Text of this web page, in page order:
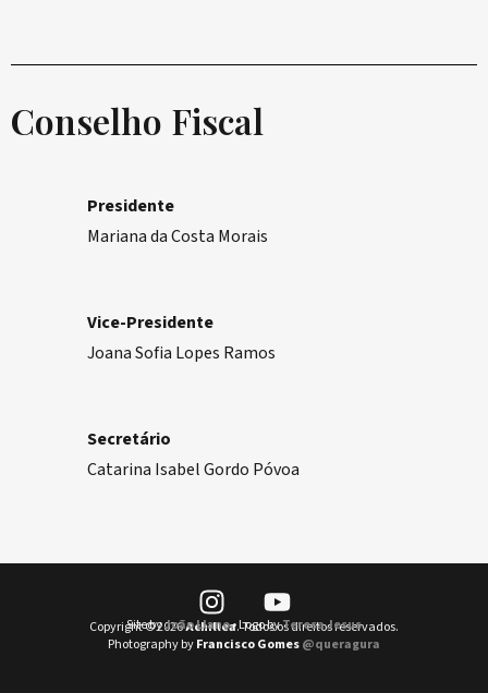
Conselho Fiscal
Presidente
Mariana da Costa Morais
Vice-Presidente
Joana Sofia Lopes Ramos
Secretário
Catarina Isabel Gordo Póvoa
Copyright © 2026Achillea. Todos os direitos reservados.
Site byJoão Llano• Logo byTeresa Jesus
Photography byFrancisco Gomes@queragura